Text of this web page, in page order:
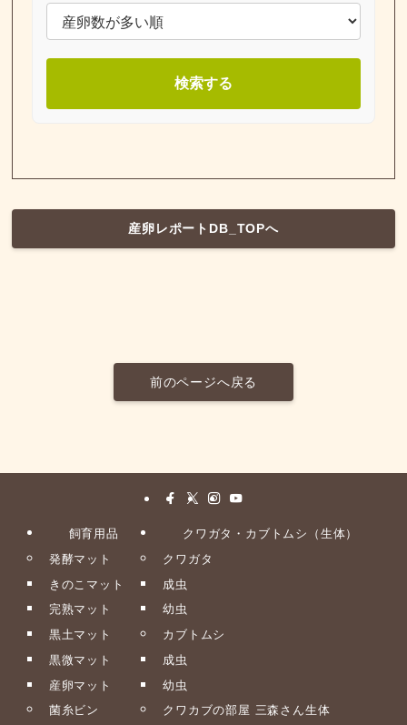
検索する
産卵レポートDB_TOPへ
前のページへ戻る
飼育用品
発酵マット
きのこマット
完熟マット
黒土マット
黒微マット
産卵マット
菌糸ビン
クワガタ・カブトムシ（生体）
クワガタ
成虫
幼虫
カブトムシ
成虫
幼虫
クワカブの部屋 三森さん生体